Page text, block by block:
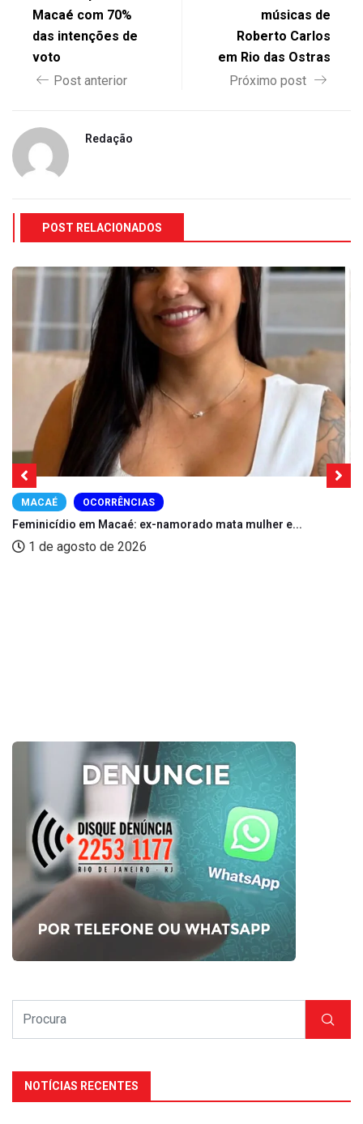
Macaé com 70%
das intenções de
voto
Post anterior
músicas de
Roberto Carlos
em Rio das Ostras
Próximo post
Redação
POST RELACIONADOS
MACAÉ OCORRÊNCIAS
Feminicídio em Macaé: ex-namorado mata mulher e...
1 de agosto de 2026
NOTÍCIAS RECENTES